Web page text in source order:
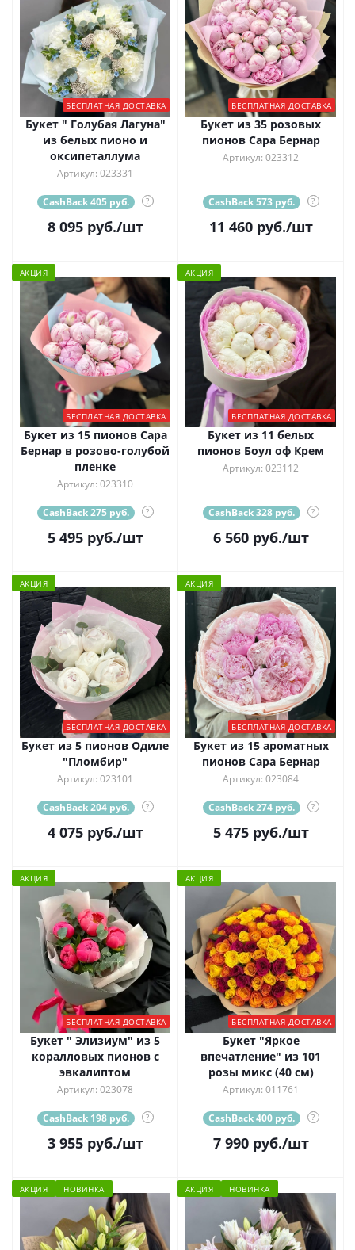
БЕСПЛАТНАЯ ДОСТАВКА
Букет " Голубая Лагуна"
из белых пионо и
оксипеталлума
Артикул: 023331
CashBack 405 руб. ?
8 095руб./шт
БЕСПЛАТНАЯ ДОСТАВКА
Букет из 35 розовых
пионов Сара Бернар
Артикул: 023312
CashBack 573 руб. ?
11 460руб./шт
АКЦИЯ
БЕСПЛАТНАЯ ДОСТАВКА
Букет из 15 пионов Сара
Бернар в розово-голубой
пленке
Артикул: 023310
CashBack 275 руб. ?
5 495руб./шт
АКЦИЯ
БЕСПЛАТНАЯ ДОСТАВКА
Букет из 11 белых
пионов Боул оф Крем
Артикул: 023112
CashBack 328 руб. ?
6 560руб./шт
АКЦИЯ
БЕСПЛАТНАЯ ДОСТАВКА
Букет из 5 пионов Одиле
"Пломбир"
Артикул: 023101
CashBack 204 руб. ?
4 075руб./шт
АКЦИЯ
БЕСПЛАТНАЯ ДОСТАВКА
Букет из 15 ароматных
пионов Сара Бернар
Артикул: 023084
CashBack 274 руб. ?
5 475руб./шт
АКЦИЯ
БЕСПЛАТНАЯ ДОСТАВКА
Букет " Элизиум" из 5
коралловых пионов с
эвкалиптом
Артикул: 023078
CashBack 198 руб. ?
3 955руб./шт
АКЦИЯ
БЕСПЛАТНАЯ ДОСТАВКА
Букет "Яркое
впечатление" из 101
розы микс (40 см)
Артикул: 011761
CashBack 400 руб. ?
7 990руб./шт
АКЦИЯ НОВИНКА АКЦИЯ НОВИНКА